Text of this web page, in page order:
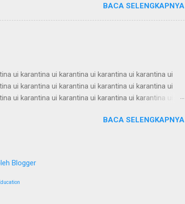
privat depok les privat depok les privat depok les privat
les privat depok les privat depok les privat depok
privat depok les privat depok les privat depok les privat
BACA SELENGKAPNYA
ui karantina ui karantina ui karantina ui karantina ui
ui karantina ui karantina ui karantina ui karantina ui
ui karantina ui karantina ui karantina ui karantina ui
ui karantina ui karantina ui karantina ui karantina ui
BACA SELENGKAPNYA
Blogger